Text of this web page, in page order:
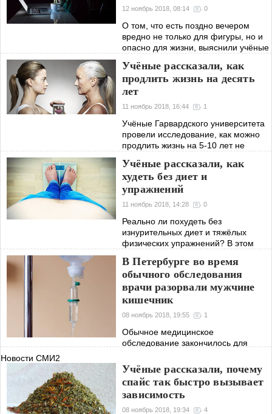
12 ноябрь 2018, 08:14 0
О том, что есть поздно вечером
вредно не только для фигуры, но и
опасно для жизни, выяснили учёные
ассоциации . Регулярный приём
пищи после 18 часов и поздние
ужины
Учёные рассказали, как
продлить жизнь на десять
лет
11 ноябрь 2018, 16:44 1
Учёные Гарвардского университета
провели исследование, как можно
продлить жизнь на 5-10 лет не
Результаты эксперимента несколько
удивили. Оказывается, для того,
чтобы
Учёные рассказали, как
худеть без диет и
упражнений
11 ноябрь 2018, 14:28 0
Реально ли похудеть без
изнурительных диет и тяжёлых
физических упражнений? В этом
учёные из Гарварда. Результаты
исследований доказали, что для
избавления от лишнего
В Петербурге во время
обычного обследования
врачи разорвали мужчине
кишечник
08 ноябрь 2018, 19:55 1
Обычное медицинское
обследование закончилось для
разорванным кишечником и
перспективой длительной
реабилитации. Таким печальным
образом завершилось банальная
проверка желудка
Новости СМИ2
Учёные рассказали, почему
спайс так быстро вызывает
зависимость
08 ноябрь 2018, 19:34 4